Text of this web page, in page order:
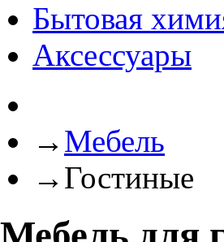
Бытовая
Аксессуары
→ Мебель
→ Гостиные